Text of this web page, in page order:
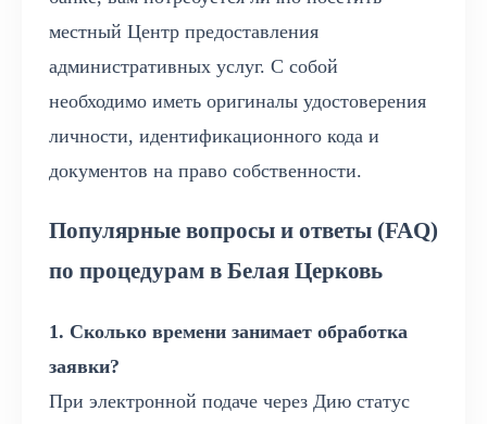
местный Центр предоставления
административных услуг. С собой
необходимо иметь оригиналы удостоверения
личности, идентификационного кода и
документов на право собственности.
Популярные вопросы и ответы (FAQ)
по процедурам в Белая Церковь
1. Сколько времени занимает обработка
заявки?
При электронной подаче через Дию статус